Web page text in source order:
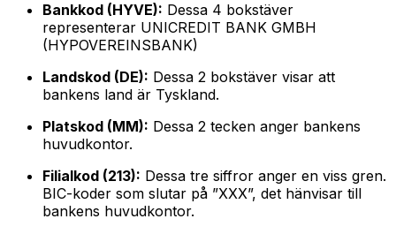
Bankkod (HYVE): Dessa 4 bokstäver
representerar UNICREDIT BANK GMBH
(HYPOVEREINSBANK)
Landskod (DE): Dessa 2 bokstäver visar att
bankens land är Tyskland.
Platskod (MM): Dessa 2 tecken anger bankens
huvudkontor.
Filialkod (213): Dessa tre siffror anger en viss gren.
BIC-koder som slutar på ”XXX”, det hänvisar till
bankens huvudkontor.